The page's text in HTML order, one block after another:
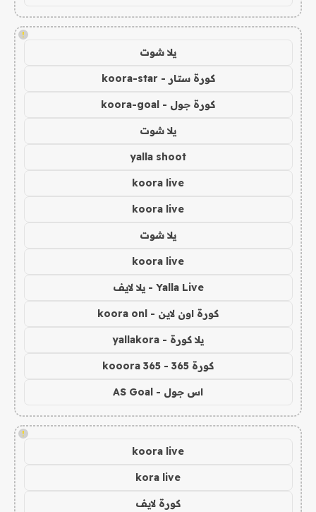
!
يلا شوت
كورة ستار - koora-star
كورة جول - koora-goal
يلا شوت
yalla shoot
koora live
koora live
يلا شوت
koora live
Yalla Live - يلا لايف
كورة اون لاين - koora onl
يلا كورة - yallakora
كورة 365 - kooora 365
اس جول - AS Goal
!
koora live
kora live
كورة لايف